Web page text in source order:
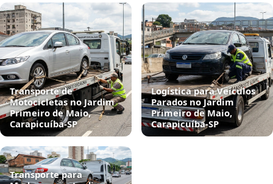
Transporte de
Motocicletas no Jardim
Primeiro de Maio,
Carapicuíba‑SP
Logística para Veículos
Parados no Jardim
Primeiro de Maio,
Carapicuíba‑SP
Transporte para